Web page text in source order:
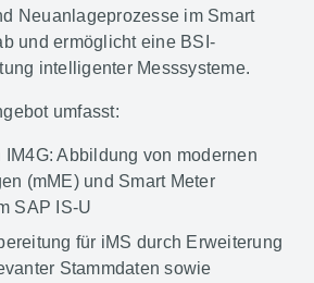
Neuanlageprozesse im Smart
und ermöglicht eine BSI-
intelligenter Messsysteme.
umfasst:
Abbildung von modernen
(mME) und Smart Meter
SAP IS-U
für iMS durch Erweiterung
Stammdaten sowie